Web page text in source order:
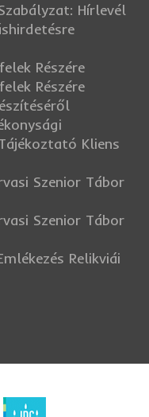
Hírlevél
Részére
Részére
Kliens
Szenior Tábor
Szenior Tábor
Relikviái